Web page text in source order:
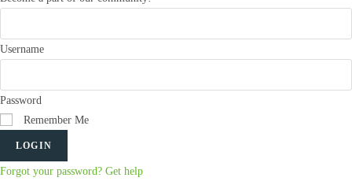
Username
Password
Remember Me
LOGIN
Forgot your password? Get help